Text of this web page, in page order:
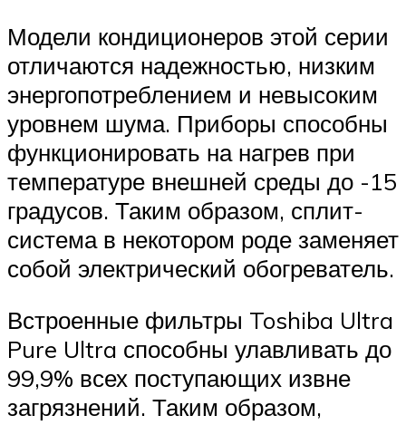
Модели кондиционеров этой серии
отличаются надежностью, низким
энергопотреблением и невысоким
уровнем шума. Приборы способны
функционировать на нагрев при
температуре внешней среды до -15
градусов. Таким образом, сплит-
система в некотором роде заменяет
собой электрический обогреватель.
Встроенные фильтры Toshiba Ultra
Pure Ultra способны улавливать до
99,9% всех поступающих извне
загрязнений. Таким образом,